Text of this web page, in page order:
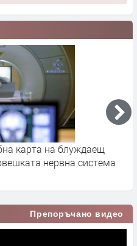
карта на блуждаещ
нервна система
Препоръчано видео